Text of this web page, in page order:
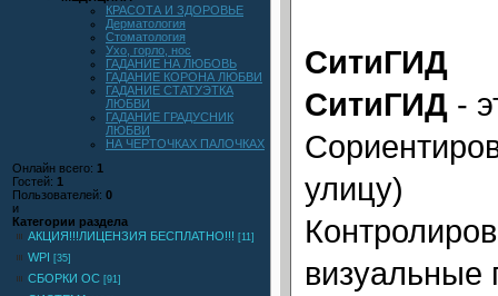
КРАСОТА И ЗДОРОВЬЕ
Дерматология
Стоматология
Ухо, горло, нос
ГАДАНИЕ НА ЛЮБОВЬ
ГАДАНИЕ КОРОНА ЛЮБВИ
ГАДАНИЕ СТАТУЭТКА
ЛЮБВИ
ГАДАНИЕ ГРАДУСНИК
ЛЮБВИ
НА ЧЕРТОЧКАХ ПАЛОЧКАХ
Онлайн всего: 1
Гостей: 1
Пользователей: 0
и
Категории раздела
АКЦИЯ!!!ЛИЦЕНЗИЯ БЕСПЛАТНО!!! [11]
WPI [35]
СБОРКИ ОС [91]
СитиГИД
СитиГИД -
улицу)
визуальные